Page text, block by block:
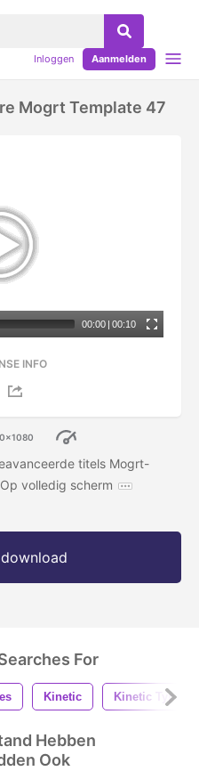
Inloggen Aanmelden
Mogrt Template 47
00:00 | 00:10
INFO
titels Mogrt-
volledig scherm
For
Kinetic Kinetic Typo
Hebben
Ook